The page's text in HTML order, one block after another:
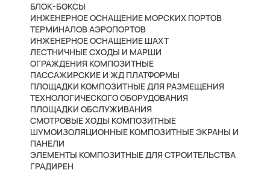
БЛОК-БОКСЫ
ИНЖЕНЕРНОЕ ОСНАЩЕНИЕ МОРСКИХ ПОРТОВ
ТЕРМИНАЛОВ АЭРОПОРТОВ
ИНЖЕНЕРНОЕ ОСНАЩЕНИЕ ШАХТ
ЛЕСТНИЧНЫЕ СХОДЫ И МАРШИ
ОГРАЖДЕНИЯ КОМПОЗИТНЫЕ
ПАССАЖИРСКИЕ И ЖД ПЛАТФОРМЫ
ПЛОЩАДКИ КОМПОЗИТНЫЕ ДЛЯ РАЗМЕЩЕНИЯ
ТЕХНОЛОГИЧЕСКОГО ОБОРУДОВАНИЯ
ПЛОЩАДКИ ОБСЛУЖИВАНИЯ
СМОТРОВЫЕ ХОДЫ КОМПОЗИТНЫЕ
ШУМОИЗОЛЯЦИОННЫЕ КОМПОЗИТНЫЕ ЭКРАНЫ И
ПАНЕЛИ
ЭЛЕМЕНТЫ КОМПОЗИТНЫЕ ДЛЯ СТРОИТЕЛЬСТВА
ГРАДИРЕН